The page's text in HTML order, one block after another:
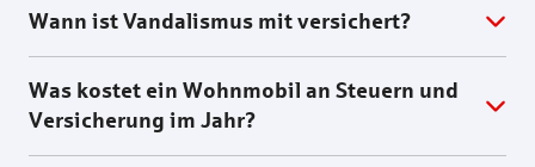
Wann ist Vandalismus mit versichert?
Was kostet ein Wohnmobil an Steuern und
Versicherung im Jahr?